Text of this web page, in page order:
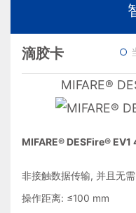
滴胶卡
MIFARE®
MIFARE® DESFire® EV1
非接触数据传输, 并且无
操作距离: ≤100 mm